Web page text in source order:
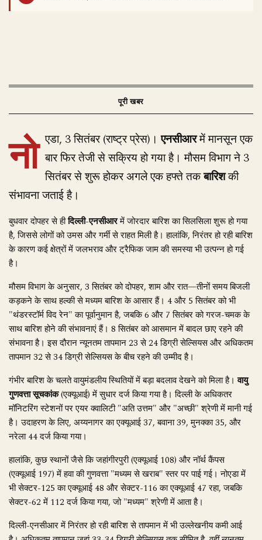
नो एडा, 3 सितंबर (राष्ट्र प्रेस)।एनसीआरमें मानसून एक
बार फिर तेजी से सक्रिय हो गया है। मौसम विभाग ने 3
सितंबर से शुरू होकर अगले एक हफ्ते तकबारिशकी
संभावना जताई है।
बुधवार दोपहर से हीदिल्ली-एनसीआरमें जोरदार बारिश का सिलसिला शुरू हो गया
है, जिससे लोगों को उमस और गर्मी से राहत मिली है। हालांकि, निरंतर हो रही बारिश
के कारण कई क्षेत्रों में जलभराव और ट्रैफिक जाम की समस्या भी उत्पन्न हो गई
है।
मौसम विभाग के अनुसार, 3 सितंबर को दोपहर, शाम और रात—तीनों समय बिजली
कड़कने के साथ हल्की से मध्यम बारिश के आसार हैं। 4 और 5 सितंबर को भी
"थंडरस्टॉर्म विद रेन" का पूर्वानुमान है, जबकि 6 और 7 सितंबर को गरज-चमक के
साथ बारिश होने की संभावनाएं हैं। 8 सितंबर को आसमान में बादल छाए रहने की
संभावना है। इस दौरान न्यूनतम तापमान 23 से 24 डिग्री सेल्सियस और अधिकतम
तापमान 32 से 34 डिग्री सेल्सियस के बीच रहने की उम्मीद है।
गंभीर बारिश के चलते वायुमंडलीय स्थितियों में बड़ा बदलाव देखने को मिला है।वायु
गुणवत्ता सूचकांक(एक्यूआई) में सुधार दर्ज किया गया है। दिल्ली के अधिकतर
मॉनिटरिंग स्टेशनों पर एयर क्वालिटी "अति उत्तम" और "अच्छी" श्रेणी में मानी गई
है। उदाहरण के लिए, अय्यनागर का एक्यूआई 37, बवाना 39, मुनक्का 35, और
नरेला 44 दर्ज किया गया।
हालांकि, कुछ स्थानों जैसे कि जहांगीरपुरी (एक्यूआई 108) और नॉर्थ कैंपस
(एक्यूआई 197) में हवा की गुणवत्ता "मध्यम से खराब" स्तर पर पाई गई। नोएडा में
भी सेक्टर-125 का एक्यूआई 48 और सेक्टर-116 का एक्यूआई 47 रहा, जबकि
सेक्टर-62 में 112 दर्ज किया गया, जो "मध्यम" श्रेणी में आता है।
दिल्ली-एनसीआर में निरंतर हो रही बारिश से तापमान में भी उल्लेखनीय कमी आई